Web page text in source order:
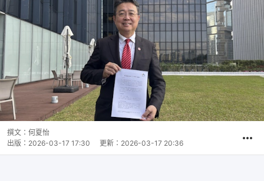
撰文： 何夏怡
出版： 2026-03-17 17:30 更新： 2026-03-17 20:36